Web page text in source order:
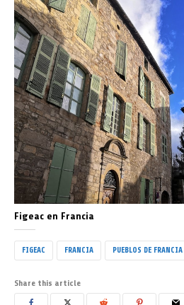
Figeac en Francia
FIGEAC FRANCIA PUEBLOS DE FRANCIA
Share this article